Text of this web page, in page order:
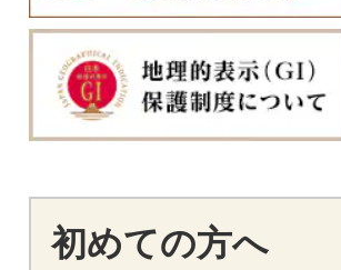
初めての方へ